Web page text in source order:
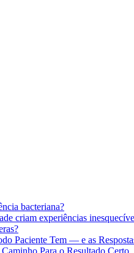
bacteriana?
criam experiências
Paciente Tem — e as
Para o Resultado Certo